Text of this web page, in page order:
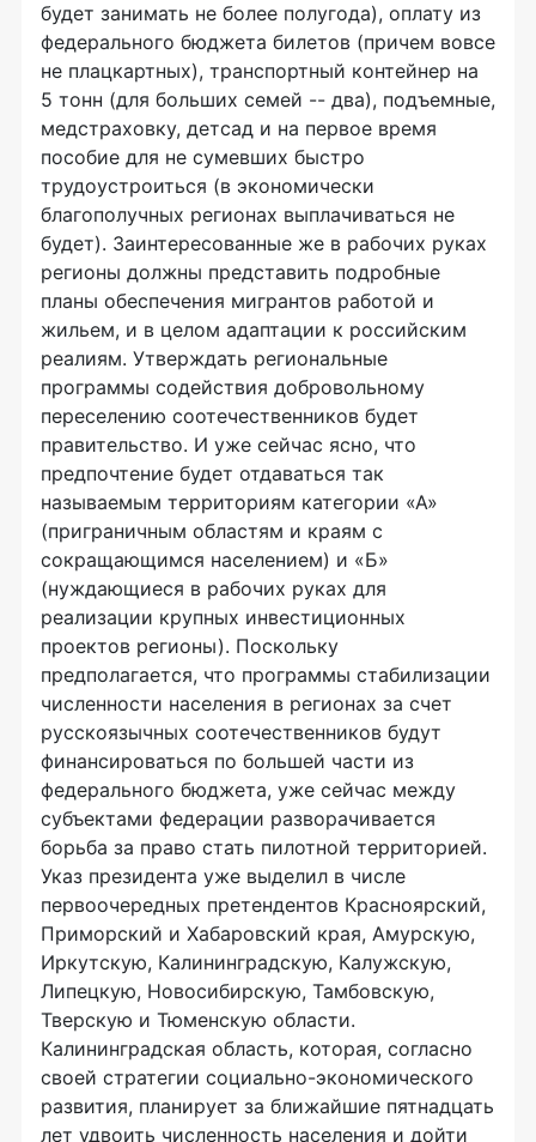
будет занимать не более полугода), оплату из
федерального бюджета билетов (причем вовсе
не плацкартных), транспортный контейнер на
5 тонн (для больших семей -- два), подъемные,
медстраховку, детсад и на первое время
пособие для не сумевших быстро
трудоустроиться (в экономически
благополучных регионах выплачиваться не
будет). Заинтересованные же в рабочих руках
регионы должны представить подробные
планы обеспечения мигрантов работой и
жильем, и в целом адаптации к российским
реалиям. Утверждать региональные
программы содействия добровольному
переселению соотечественников будет
правительство. И уже сейчас ясно, что
предпочтение будет отдаваться так
называемым территориям категории «А»
(приграничным областям и краям с
сокращающимся населением) и «Б»
(нуждающиеся в рабочих руках для
реализации крупных инвестиционных
проектов регионы). Поскольку
предполагается, что программы стабилизации
численности населения в регионах за счет
русскоязычных соотечественников будут
финансироваться по большей части из
федерального бюджета, уже сейчас между
субъектами федерации разворачивается
борьба за право стать пилотной территорией.
Указ президента уже выделил в числе
первоочередных претендентов Красноярский,
Приморский и Хабаровский края, Амурскую,
Иркутскую, Калининградскую, Калужскую,
Липецкую, Новосибирскую, Тамбовскую,
Тверскую и Тюменскую области.
Калининградская область, которая, согласно
своей стратегии социально-экономического
развития, планирует за ближайшие пятнадцать
лет удвоить численность населения и дойти